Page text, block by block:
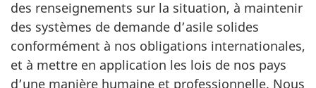
des renseignements sur la situation, à maintenir
des systèmes de demande d’asile solides
conformément à nos obligations internationales,
et à mettre en application les lois de nos pays
d’une manière humaine et professionnelle. Nous